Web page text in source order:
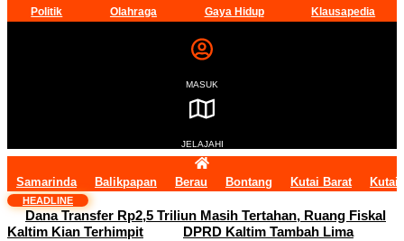
Politik
Olahraga Gaya Hidup Klausapedia
MASUK
JELAJAHI
Samarinda Balikpapan Berau Bontang Kutai Barat Kutai
HEADLINE
Dana Transfer Rp2,5 Triliun Masih Tertahan, Ruang Fiskal
Kaltim Kian Terhimpit
DPRD Kaltim Tambah Lima